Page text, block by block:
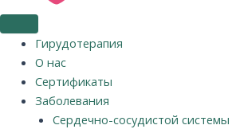
Гирудотерапия
О нас
Сертификаты
Заболевания
Сердечно-сосудистой системы